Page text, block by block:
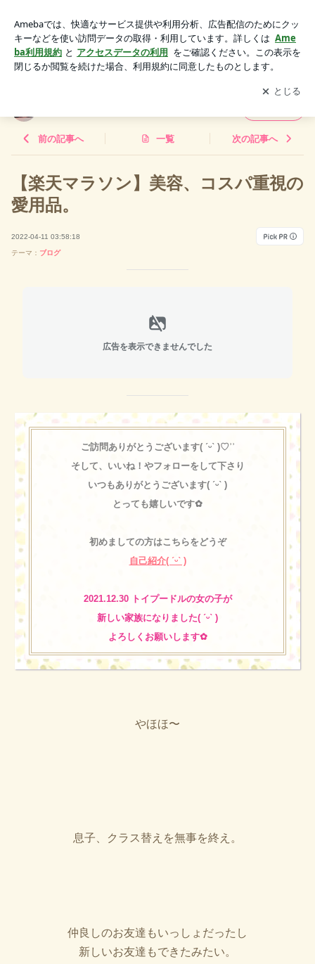
きりとした暮らしを目指す⭐︎
アプリをダウンロードして ブログの更新通知
を受け取りまし
ょう。
開く
前の記事へ 一覧 次の記事へ
【楽天マラソン】美容、コスパ重視の
愛用品。
2022-04-11 03:58:18
テーマ： ブログ
広告を表示できませんでした
ご訪問ありがとうございます( ˊᵕˋ )♡︎ʾʾ
そして、 いいね！やフォローをして下さり
いつもありがとうございます( ˊᵕˋ )
とっても嬉しいです✿︎
初めましての方はこちらをどうぞ
自己紹介( ˊᵕˋ )
2021.12.30 トイプードルの女の子が
新しい家族になりました( ˊᵕˋ )
よろしくお願いします✿︎
やほほ〜
息子、クラス替えを無事を終え。
仲良しのお友達もいっしょだったし
新しいお友達もできたみたい。